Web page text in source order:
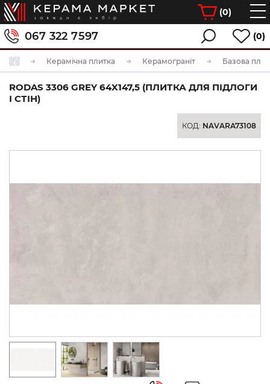
(0)
067 322 7597 (0)
Керамічна плитка Керамограніт Базова
RODAS 3306 GREY 64X147,5 (ПЛИТКА ДЛЯ ПІДЛОГИ
І СТІН)
КОД: NAVARA73108